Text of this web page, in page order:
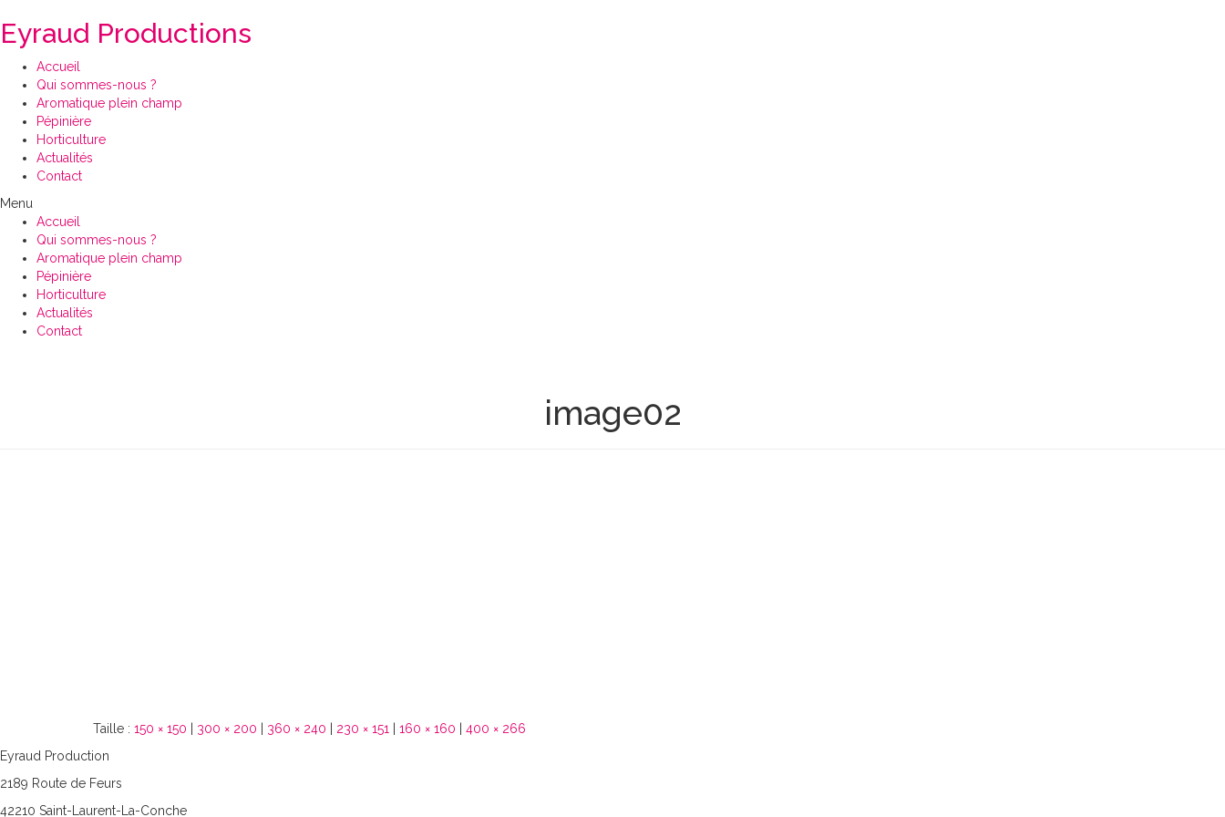
Eyraud Productions
Accueil
Qui sommes-nous ?
Aromatique plein champ
Pépinière
Horticulture
Actualités
Contact
Menu
Accueil
Qui sommes-nous ?
Aromatique plein champ
Pépinière
Horticulture
Actualités
Contact
image02
Taille : 150 × 150 300 × 200 360 × 240 230 × 151 160 × 160
400 × 266
Eyraud Production
2189 Route de Feurs
42210 Saint-Laurent-La-Conche